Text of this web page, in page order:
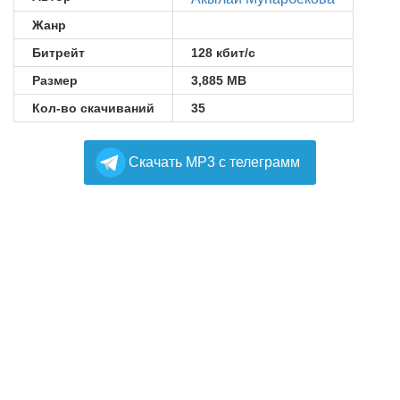
Жанр
Битрейт
128 кбит/с
Размер
3,885 MB
Кол-во скачиваний
35
Cкачать MP3 с телеграмм